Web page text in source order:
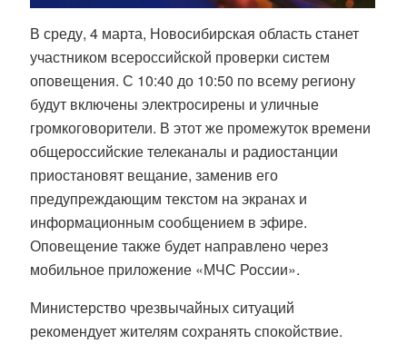
В среду, 4 марта, Новосибирская область станет
участником всероссийской проверки систем
оповещения. С 10:40 до 10:50 по всему региону
будут включены электросирены и уличные
громкоговорители. В этот же промежуток времени
общероссийские телеканалы и радиостанции
приостановят вещание, заменив его
предупреждающим текстом на экранах и
информационным сообщением в эфире.
Оповещение также будет направлено через
мобильное приложение «МЧС России».
Министерство чрезвычайных ситуаций
рекомендует жителям сохранять спокойствие.